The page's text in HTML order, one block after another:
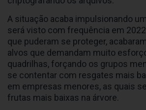
A situação acaba impulsionando
será visto com frequência em
que puderam se proteger,
alvos que demandam muito
quadrilhas, forçando os grupos
se contentar com resgates mais
em empresas menores, as quais
frutas mais baixas na árvore.